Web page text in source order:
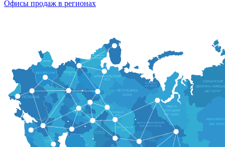
Офисы продаж в регионах